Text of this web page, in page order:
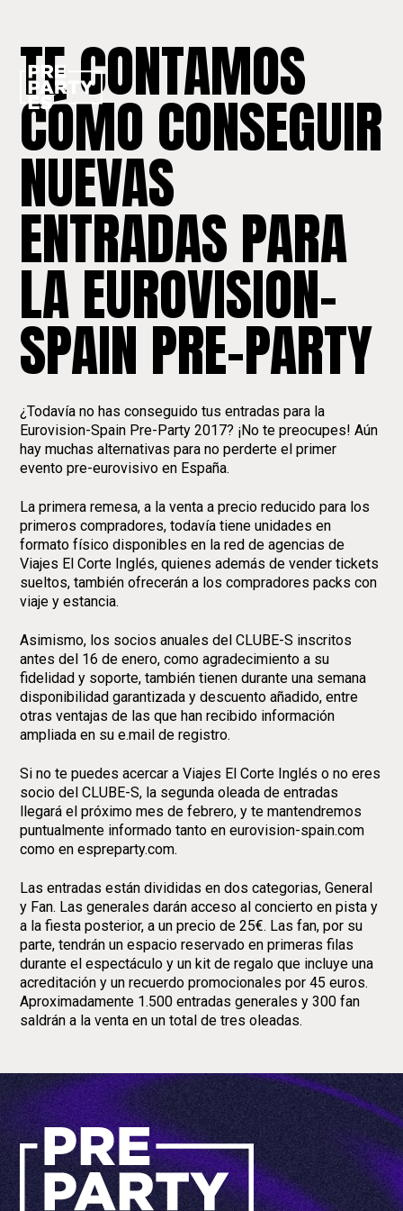
TE CONTAMOS
CÓMO CONSEGUIR
NUEVAS
ENTRADAS PARA
LA EUROVISION-
SPAIN PRE-PARTY
¿Todavía no has conseguido tus entradas para la
Eurovision-Spain Pre-Party 2017? ¡No te preocupes! Aún
hay muchas alternativas para no perderte el primer
evento pre-eurovisivo en España.
La primera remesa, a la venta a precio reducido para los
primeros compradores, todavía tiene unidades en
formato físico disponibles en la red de agencias de
Viajes El Corte Inglés, quienes además de vender tickets
sueltos, también ofrecerán a los compradores packs con
viaje y estancia.
Asimismo, los socios anuales del CLUBE-S inscritos
antes del 16 de enero, como agradecimiento a su
fidelidad y soporte, también tienen durante una semana
disponibilidad garantizada y descuento añadido, entre
otras ventajas de las que han recibido información
ampliada en su e.mail de registro.
Si no te puedes acercar a Viajes El Corte Inglés o no eres
socio del CLUBE-S, la segunda oleada de entradas
llegará el próximo mes de febrero, y te mantendremos
puntualmente informado tanto en eurovision-spain.com
como en espreparty.com.
Las entradas están divididas en dos categorias, General
y Fan. Las generales darán acceso al concierto en pista y
a la fiesta posterior, a un precio de 25€. Las fan, por su
parte, tendrán un espacio reservado en primeras filas
durante el espectáculo y un kit de regalo que incluye una
acreditación y un recuerdo promocionales por 45 euros.
Aproximadamente 1.500 entradas generales y 300 fan
saldrán a la venta en un total de tres oleadas.